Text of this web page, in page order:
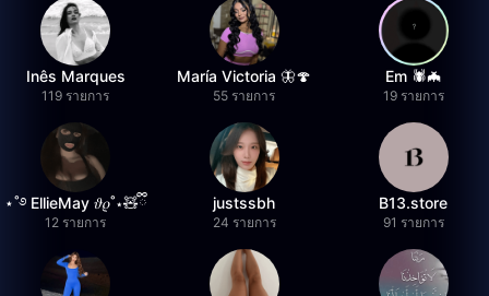
Inês Marques
119 รายการ
María Victoria 🦋🍄
55 รายการ
Em 🕷️🦇
19 รายการ
⋆˚࿔ EllieMay 𝜗𝜚˚⋆🧸ྀི
12 รายการ
justssbh
24 รายการ
B13.store
91 รายการ